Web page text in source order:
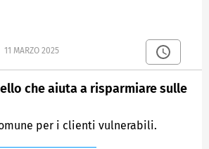
11 MARZO 2025
che aiuta a risparmiare sulle
per i clienti vulnerabili.